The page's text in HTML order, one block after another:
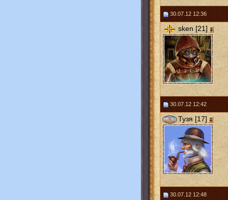
30.07.12 12:36
sken [21]
30.07.12 12:42
Тузя [17]
30.07.12 12:48